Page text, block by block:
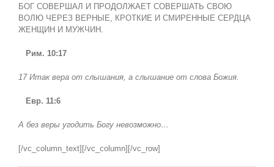
БОГ СОВЕРШАЛ И ПРОДОЛЖАЕТ СОВЕРШАТЬ СВОЮ
ВОЛЮ ЧЕРЕЗ ВЕРНЫЕ, КРОТКИЕ И СМИРЕННЫЕ СЕРДЦА
ЖЕНЩИН И МУЖЧИН.
Рим. 10:17
17 Итак вера от слышания, а слышание от слова Божия.
Евр. 11:6
А без веры угодить Богу невозможно…
[/vc_column_text][/vc_column][/vc_row]